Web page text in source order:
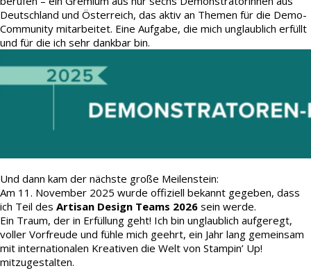
Deutschland und Österreich, das aktiv an Themen für die Demo-
Community mitarbeitet. Eine Aufgabe, die mich unglaublich erfüllt
und für die ich sehr dankbar bin.
Und dann kam der nächste große Meilenstein:
Am 11. November 2025 wurde offiziell bekannt gegeben, dass
ich Teil des Artisan Design Teams 2026 sein werde.
Ein Traum, der in Erfüllung geht! Ich bin unglaublich aufgeregt,
voller Vorfreude und fühle mich geehrt, ein Jahr lang gemeinsam
mit internationalen Kreativen die Welt von Stampin’ Up!
mitzugestalten.